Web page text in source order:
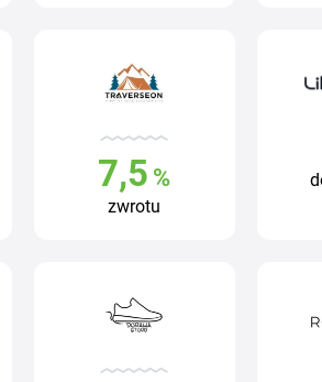
7,5 %
zwrotu